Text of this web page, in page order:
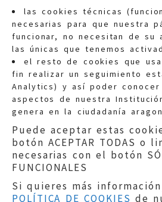
las cookies técnicas
necesarias para que nuestra
funcionar, no necesitan de su
las únicas que tenemos
el resto de cookies que
fin realizar un seguimiento
Analytics) y así poder
aspectos de nuestra
genera en la ciudadanía
Puede aceptar estas
botón ACEPTAR TODAS o
necesarias con el botón
FUNCIONALES
Si quieres más
POLÍTICA DE COOKIES de
Quejas:
Información
Teléfonos:900 210